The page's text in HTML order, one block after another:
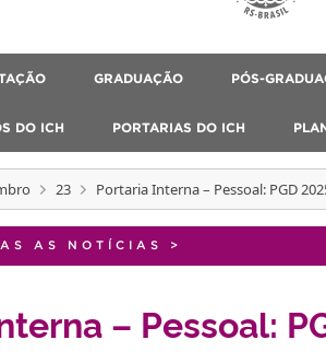
GRADUAÇÃO PÓS-
DO ICH PORTARIAS DO ICH
23 Portaria Interna – Pessoal: PGD
AS NOTÍCIAS >
– Pessoal: